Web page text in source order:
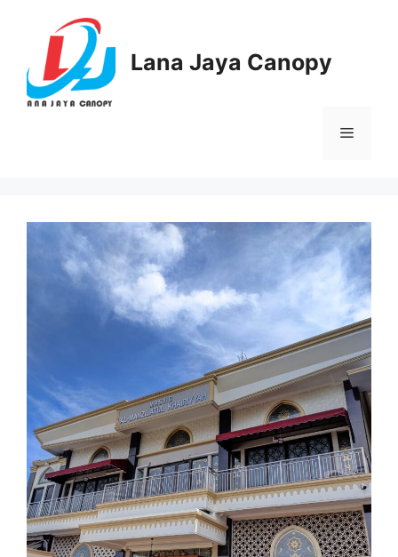
Lana Jaya Canopy
Menu